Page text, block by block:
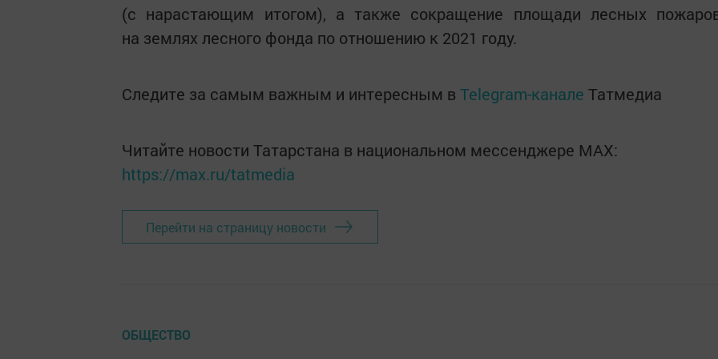
(с нарастающим итогом), а также сокращение площади лесных
на землях лесного фонда по отношению к 2021 году.
Следите за самым важным и интересным в Telegram-канале Татмедиа
Читайте новости Татарстана в национальном мессенджере MАХ:
https://max.ru/tatmedia
Перейти на страницу новости
ОБЩЕСТВО